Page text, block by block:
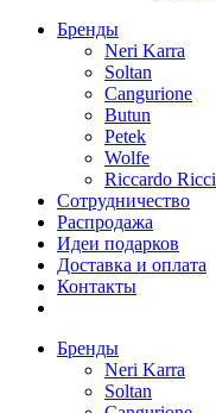
Бренды
Neri Karra
Soltan
Cangurione
Butun
Petek
Wolfe
Riccardo Ricci
Сотрудничество
Распродажа
Идеи подарков
Доставка и оплата
Контакты
Бренды
Neri Karra
Soltan